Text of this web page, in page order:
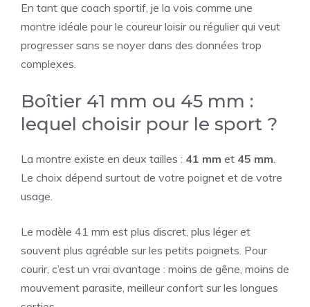
En tant que coach sportif, je la vois comme une
montre idéale pour le coureur loisir ou régulier qui veut
progresser sans se noyer dans des données trop
complexes.
Boîtier 41 mm ou 45 mm :
lequel choisir pour le sport ?
La montre existe en deux tailles : 41 mm et 45 mm.
Le choix dépend surtout de votre poignet et de votre
usage.
Le modèle 41 mm est plus discret, plus léger et
souvent plus agréable sur les petits poignets. Pour
courir, c’est un vrai avantage : moins de gêne, moins de
mouvement parasite, meilleur confort sur les longues